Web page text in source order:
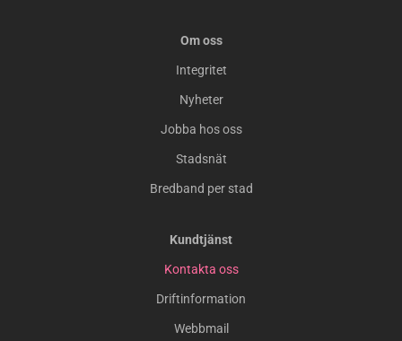
Om oss
Integritet
Nyheter
Jobba hos oss
Stadsnät
Bredband per stad
Kundtjänst
Kontakta oss
Driftinformation
Webbmail